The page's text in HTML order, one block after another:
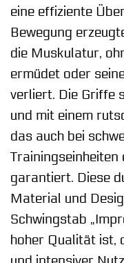
eine effiziente
Bewegung
die Muskulatur,
ermüdet oder
verliert. Die Griffe
und mit einem
das auch bei
Trainingseinheiten
garantiert. Diese
Material und
Schwingstab
hoher Qualität ist,